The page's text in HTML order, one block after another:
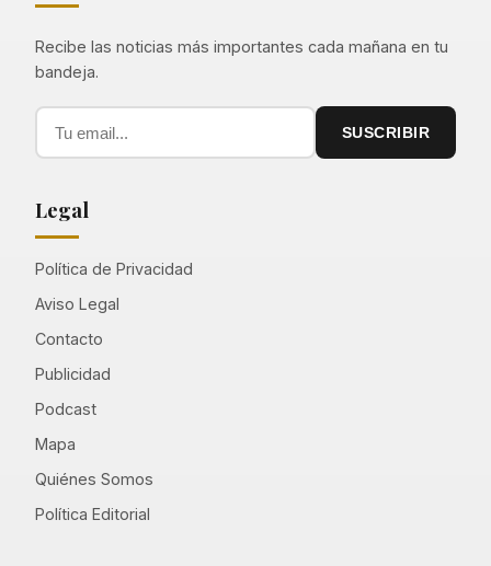
Recibe las noticias más importantes cada mañana en tu
bandeja.
SUSCRIBIR
Legal
Política de Privacidad
Aviso Legal
Contacto
Publicidad
Podcast
Mapa
Quiénes Somos
Política Editorial